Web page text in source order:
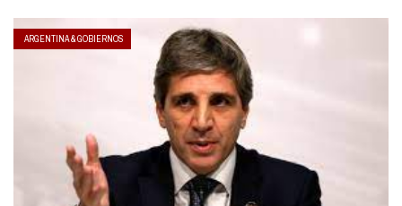
ARGENTINA & GOBIERNOS